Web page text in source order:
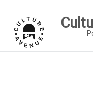
content